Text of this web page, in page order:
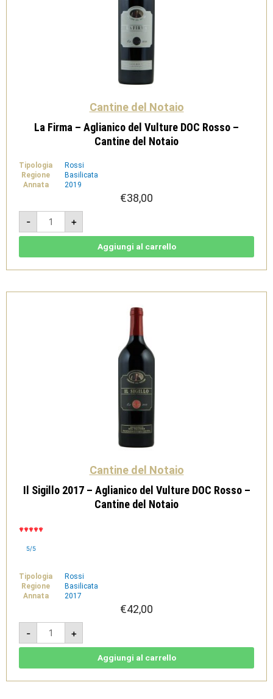
Cantine del Notaio
La Firma – Aglianico del Vulture DOC Rosso –
Cantine del Notaio
Tipologia
Rossi
Regione
Basilicata
Annata
2019
€38,00
-
La
Firma
-
Aglianico
Rosso
del
+
Aggiungi al carrello
Cantine del Notaio
Il Sigillo 2017 – Aglianico del Vulture DOC Rosso –
Cantine del Notaio
5/5
Tipologia
Rossi
Regione
Basilicata
Annata
2017
€42,00
-
Il
Sigillo
2017
-
DOC
+
Aggiungi al carrello